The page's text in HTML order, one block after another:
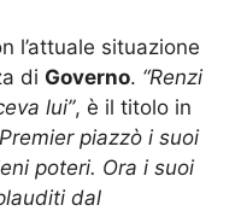
l’attuale situazione
di Governo. “Renzi
lui”, è il titolo in
piazzò i suoi
poteri. Ora i suoi
dal